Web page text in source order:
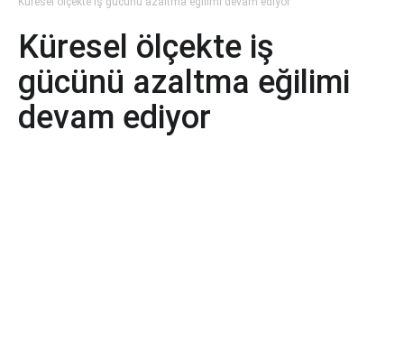
Küresel ölçekte iş
gücünü azaltma eğilimi
devam ediyor